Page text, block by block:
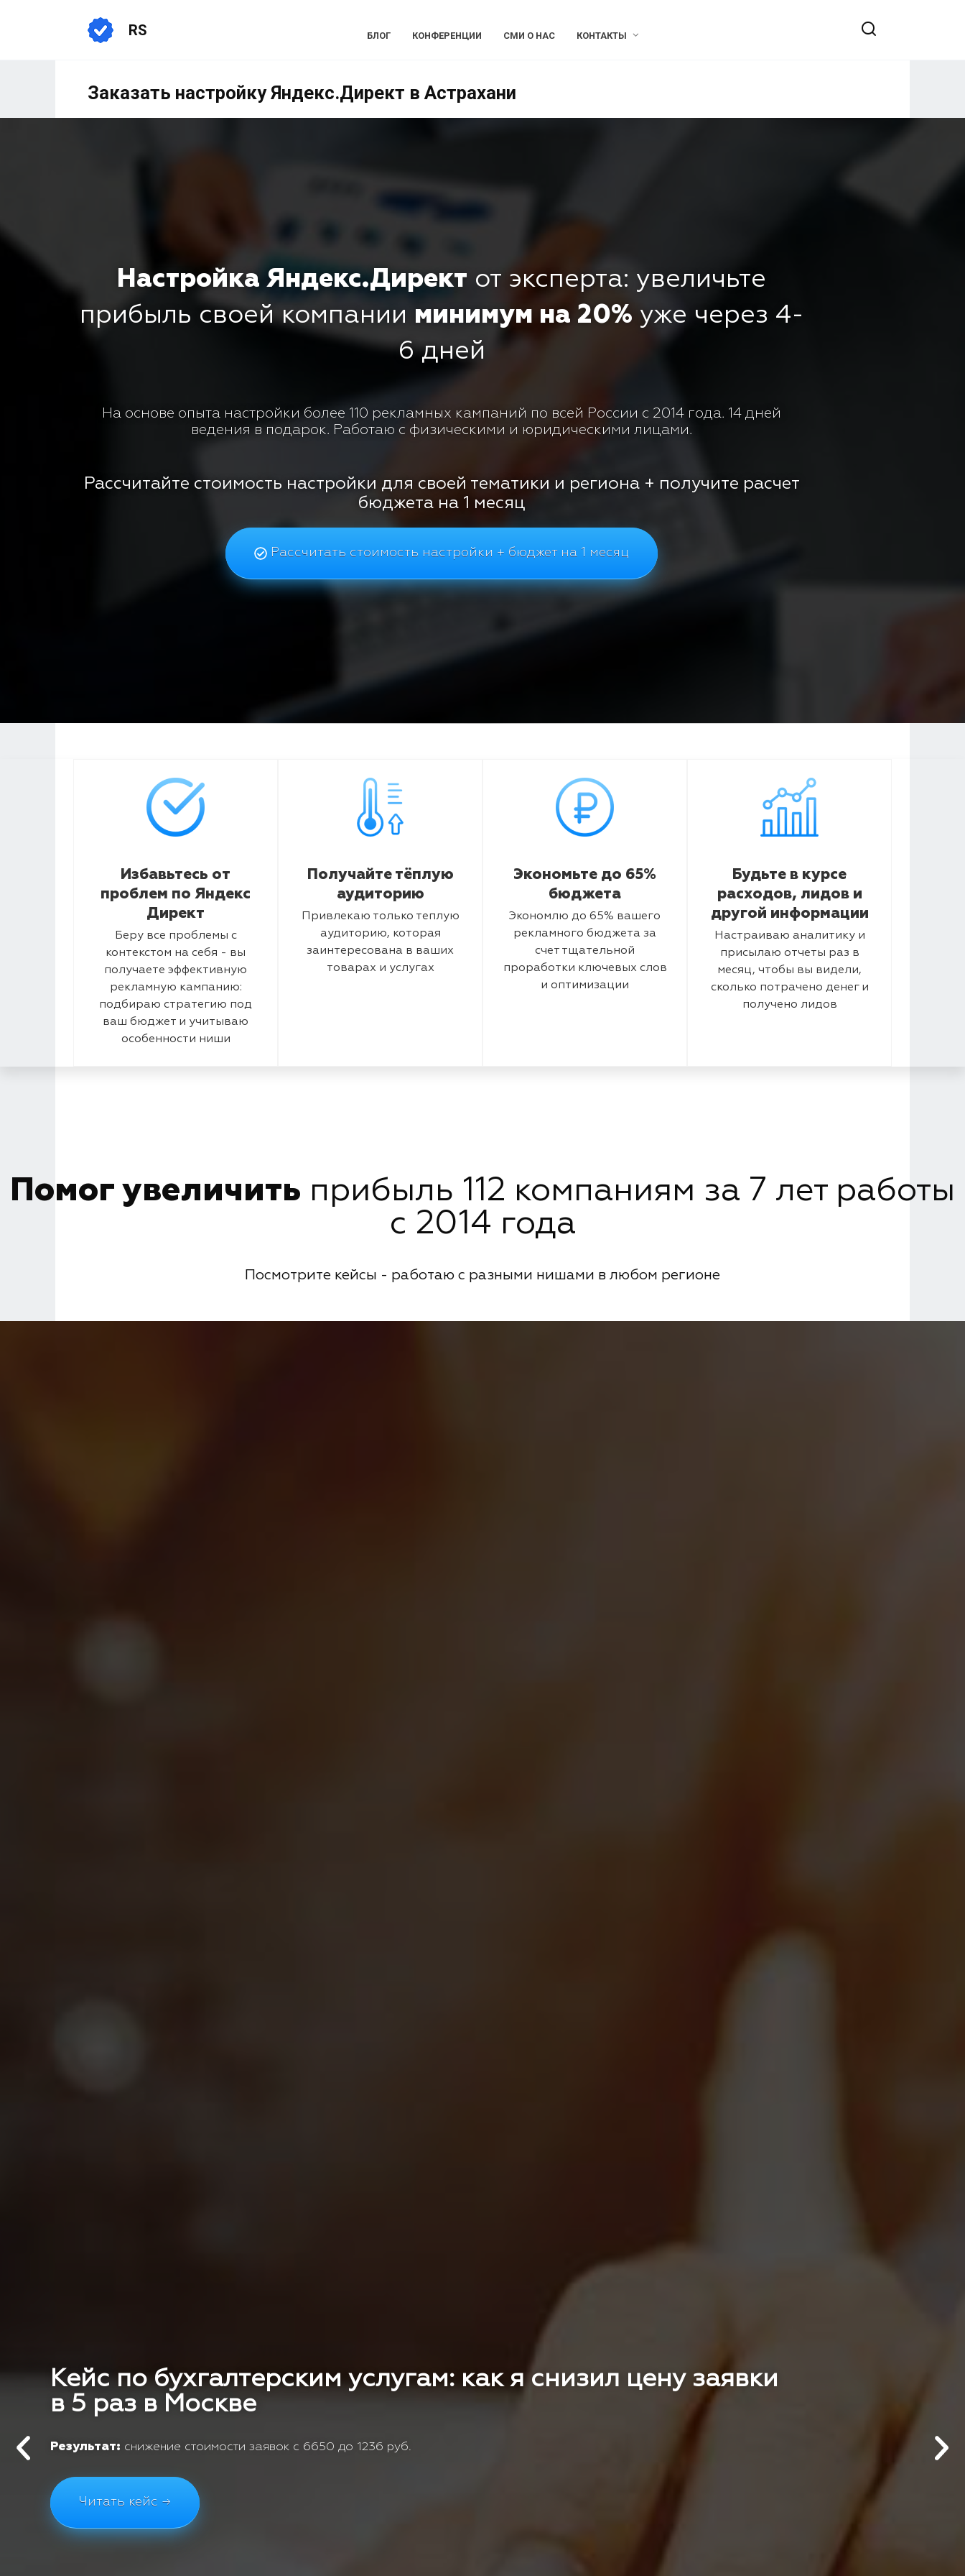
RS БЛОГ КОНФЕРЕНЦИИ СМИ О НАС КОНТАКТЫ
Заказать настройку Яндекс.Директ в Астрахани
Настройка Яндекс.Директ от эксперта: увеличьте
прибыль своей компании минимум на 20% уже через 4-
6 дней
На основе опыта настройки более 110 рекламных кампаний по всей России с 2014 года. 14 дней
ведения в подарок. Работаю с физическими и юридическими лицами.
Рассчитайте стоимость настройки для своей тематики и региона + получите расчет
бюджета на 1 месяц
Рассчитать стоимость настройки + бюджет на 1 месяц
Избавьтесь от
проблем по Яндекс
Директ
Беру все проблемы с
контекстом на себя - вы
получаете эффективную
рекламную кампанию:
подбираю стратегию под
ваш бюджет и учитываю
особенности ниши
Получайте тёплую
аудиторию
Привлекаю только теплую
аудиторию, которая
заинтересована в ваших
товарах и услугах
Экономьте до 65%
бюджета
Экономлю до 65% вашего
рекламного бюджета за
счет тщательной
проработки ключевых слов
и оптимизации
Будьте в курсе
расходов, лидов и
другой информации
Настраиваю аналитику и
присылаю отчеты раз в
месяц, чтобы вы видели,
сколько потрачено денег и
получено лидов
Помог увеличить прибыль 112 компаниям за 7 лет работы
с 2014 года
Посмотрите кейсы - работаю с разными нишами в любом регионе
Кейс по бухгалтерским услугам: как я снизил цену заявки
в 5 раз в Москве
Результат: снижение стоимости заявок с 6650 до 1236 руб.
Читать кейс →